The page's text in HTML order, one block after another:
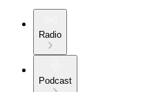
Radio
Podcast